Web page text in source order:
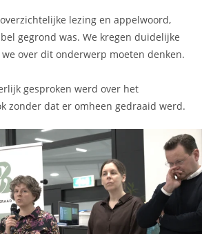
overzichtelijke lezing en appelwoord,
gegrond was. We kregen duidelijke
over dit onderwerp moeten denken.
gesproken werd over het
zonder dat er omheen gedraaid werd.